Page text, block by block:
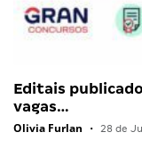
Editais
vagas…
Olivia Furlan • 28 de